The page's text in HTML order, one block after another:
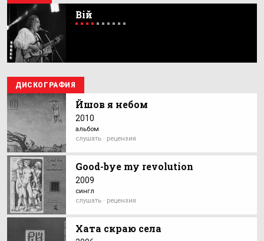
Вій
ДИСКОГРАФИЯ
Йшов я небом
2010
альбом
слушать · рецензия
Good-bye my revolution
2009
сингл
слушать · рецензия
Хата скраю села